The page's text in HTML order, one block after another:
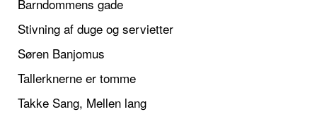
Barndommens gade
Stivning af duge og servietter
Søren Banjomus
Tallerknerne er tomme
Takke Sang, Mellen lang